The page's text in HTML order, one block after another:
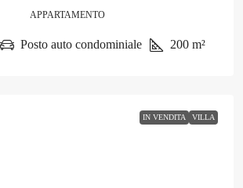
APPARTAMENTO
Posto auto condominiale 200 m²
IN VENDITA VILLA